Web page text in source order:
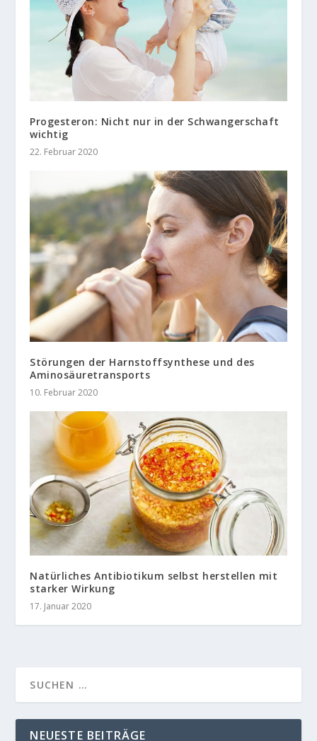
Progesteron: Nicht nur in der Schwangerschaft
wichtig
22. Februar 2020
Störungen der Harnstoffsynthese und des
Aminosäuretransports
10. Februar 2020
Natürliches Antibiotikum selbst herstellen mit
starker Wirkung
17. Januar 2020
NEUESTE BEITRÄGE